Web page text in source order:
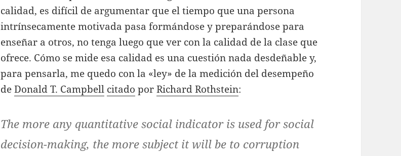
calidad, es difícil de argumentar que el tiempo que una persona
intrínsecamente motivada pasa formándose y preparándose para
enseñar a otros, no tenga luego que ver con la calidad de la clase que
ofrece. Cómo se mide esa calidad es una cuestión nada desdeñable y,
para pensarla, me quedo con la «ley» de la medición del desempeño
deDonald T. Campbell citado porRichard Rothstein:
The more any quantitative social indicator is used for social
decision-making, the more subject it will be to corruption